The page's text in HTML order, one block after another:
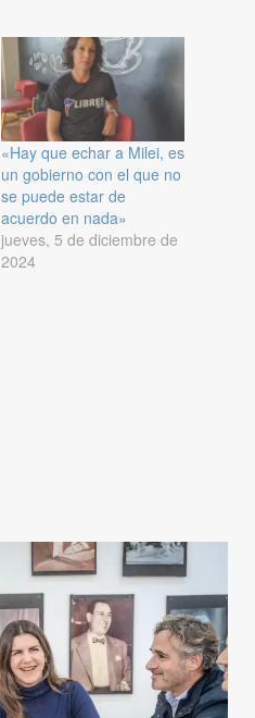
«Hay que echar a Milei, es
un gobierno con el que no
se puede estar de
acuerdo en nada»
jueves, 5 de diciembre de
2024